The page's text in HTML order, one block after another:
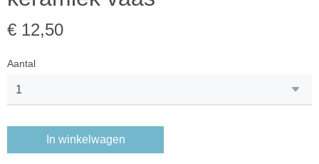
€ 12,50
Aantal
In winkelwagen